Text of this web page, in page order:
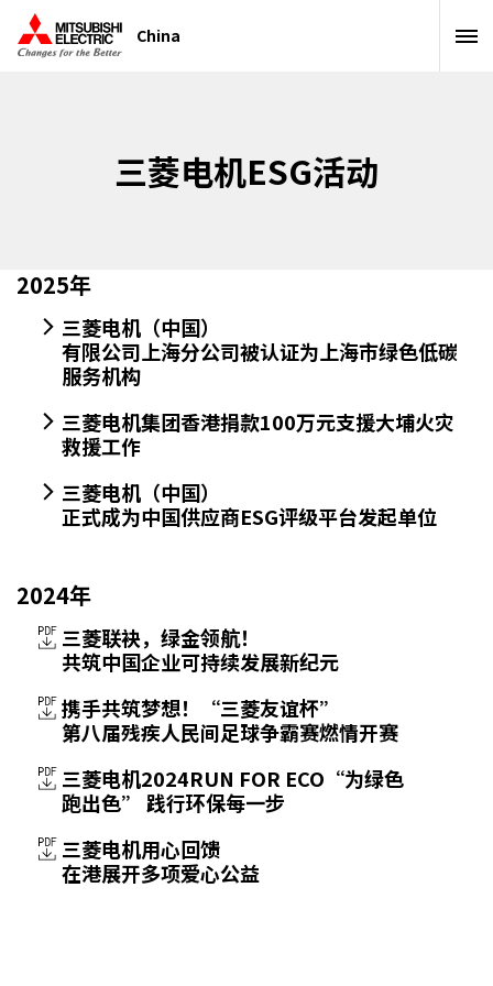
China
三菱电机ESG活动
2025年
三菱电机（中国）
有限公司上海分公司被认证为上海市绿色低碳
服务机构
三菱电机集团香港捐款100万元支援大埔火灾
救援工作
三菱电机（中国）
正式成为中国供应商ESG评级平台发起单位
2024年
三菱联袂，绿金领航！
共筑中国企业可持续发展新纪元
携手共筑梦想！“三菱友谊杯”
第八届残疾人民间足球争霸赛燃情开赛
三菱电机2024RUN FOR ECO“为绿色
跑出色” 践行环保每一步
三菱电机用心回馈
在港展开多项爱心公益